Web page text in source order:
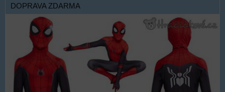
DOPRAVA ZDARMA